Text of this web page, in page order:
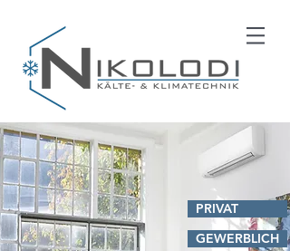
PRIVAT
GEWERBLICH